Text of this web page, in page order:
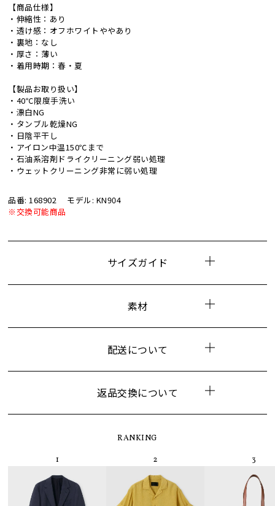
【商品仕様】
・伸縮性：あり
・透け感：オフホワイトややあり
・裏地：なし
・厚さ：薄い
・着用時期：春・夏
【製品お取り扱い】
・40℃限度手洗い
・漂白NG
・タンブル乾燥NG
・日陰平干し
・アイロン中温150℃まで
・石油系溶剤ドライクリーニング弱い処理
・ウェットクリーニング非常に弱い処理
品番: 168902
モデル: KN904
※交換可能商品
サイズガイド
素材
配送について
返品交換について
RANKING